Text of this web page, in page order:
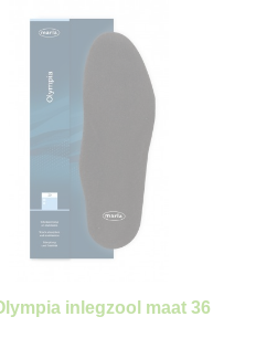
inlegzool maat 36